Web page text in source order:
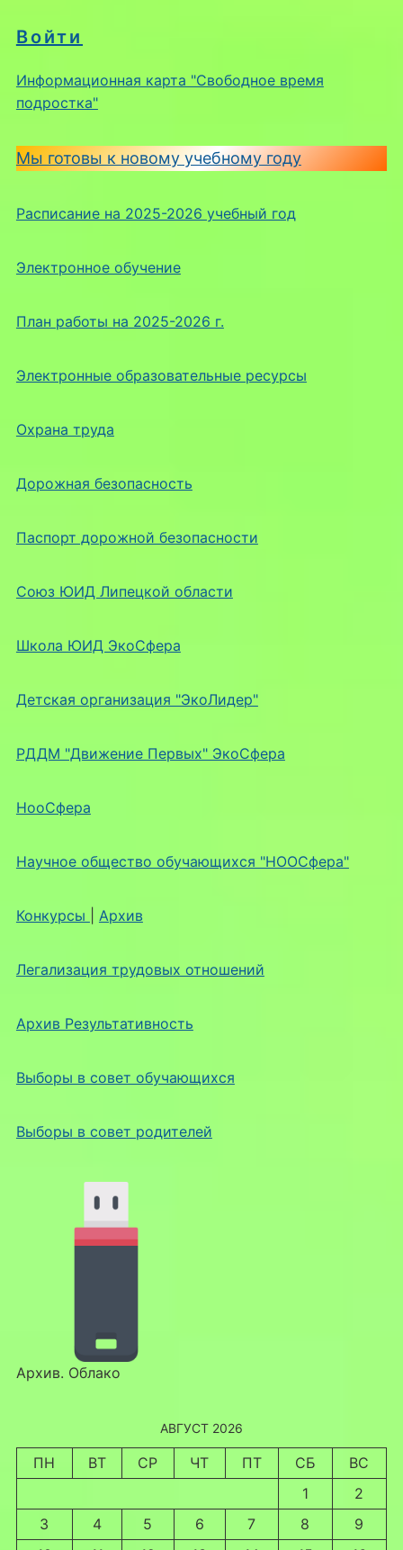
Войти
Информационная карта "Свободное время
подростка"
Мы готовы к новому учебному году
Расписание на 2025-2026 учебный год
Электронное обучение
План работы на 2025-2026 г.
Электронные образовательные ресурсы
Охрана труда
Дорожная безопасность
Паспорт дорожной безопасности
Союз ЮИД Липецкой области
Школа ЮИД ЭкоСфера
Детская организация "ЭкоЛидер"
РДДМ "Движение Первых" ЭкоСфера
НооСфера
Научное общество обучающихся "НООСфера"
Конкурсы Архив
Легализация трудовых отношений
Архив Результативность
Выборы в совет обучающихся
Выборы в совет родителей
Архив. Облако
АВГУСТ 2026
ПН ВТ СР ЧТ ПТ СБ
ВС
1
2
3
4 5 6 7 8
9